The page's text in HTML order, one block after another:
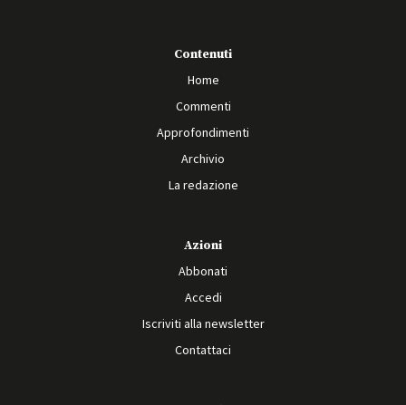
Contenuti
Home
Commenti
Approfondimenti
Archivio
La redazione
Azioni
Abbonati
Accedi
Iscriviti alla newsletter
Contattaci